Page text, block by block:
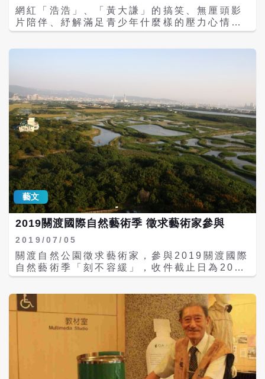
會這麼說：\r\n「祝妳能透過書寫擺脫平淡與
找回平靜，笑著忘了曾有過的種種遺憾。」
Rules Creative 總經理，是個生意人，也是
媒立場。
種，希望這些花朵，不管現在或以後，可以在
各個角落，兀自盛開。\r\n \r\n作者為民進黨
秘書長\r\n●更多文章見作者臉書，經授權刊
網紅「浩浩」、「黃大謙」的搞笑、無厘頭影
片陪伴、紓解滿足青少年什麼樣的壓力心情、
安撫什麼情緒？做為爸媽的是不是應該試著去
片「如常」要上片宣傳。\r\n謝欣志為「如
常」記錄片來電台受訪，但我對他自己出題目
找題材拍片的好奇、熱情和社會現象的敏感以
及實踐力更感好奇。謝欣志是金鐘獎和金穗獎
導演，這天下午依約在台北燠熱的高溫下，身
形瘦高、穿著T恤和牛仔褲然後揹著側身包包
悠閒出現在接待室門口。\r\n第一次見面，有
些兒閱讀媒體資料先入為主印象的落差，他一
進門就自然流暢的和我談拍片經驗，絲毫沒有
違和感。這和他自稱是AB型的人際慢熟、經常
話不多的在旁邊觀察的自我分析，完全不同。
因為在進入訪談前的溝通和訪談過程，謝欣志
話匣子打開如開水龍頭般嘩啦嘩啦的自在順
再三強調「誠實和誠懇」，他認為觀眾看得見
導演在影片拍攝的動機和流動的情感，套路和
謝欣志有著侃侃而談他拍片的自由自在和人際
接觸的奇妙感動。他拍別人的故事，也說自己
的故事，他爸媽僅僅關注他太過瘦的身體健
康，完全支持他拍片的夢想和工作。他說原生
家庭有著深綠的背景，他目睹太陽花學運沛然
莫之能禦的社會能量，但是他又怦然心動的好
奇前仆後繼奔赴中國大陸發展青年的想法，他
藝文
2019關渡國際自然藝術季 徵求藝術家參與
2019/07/05
關渡自然公園徵求藝術家，參與2019關渡國際
自然藝術季「刻不容緩」，收件截止日為2019
年7月20日止。獲選藝術家將利用約一個月時
間進駐關渡自然公園，使用自然素材或友善環
境材料，現地創作能傳遞環境意識的作品。
\r\n關渡自然公園自2006年起舉辦關渡國際自
然裝置藝術季，是臺灣首次有大型自然藝術活
動在以保育為使命的自然公園舉辦。\r\n每年
邀請多位國際藝術家，利用自然素材現地創作
出能展現藝術美感、傳遞環境關懷的戶外裝置
作品。創作過程重視公眾參與，透過對話與合